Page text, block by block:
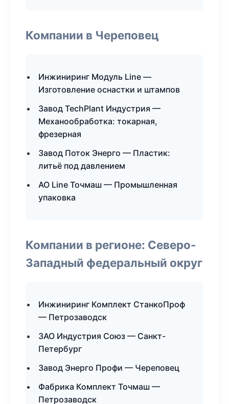
Компании в Череповец
Инжиниринг Модуль Line —
Изготовление оснастки и штампов
Завод TechPlant Индустрия —
Механообработка: токарная,
фрезерная
Завод Поток Энерго — Пластик:
литьё под давлением
АО Line Точмаш — Промышленная
упаковка
Компании в регионе: Северо-
Западный федеральный округ
Инжиниринг Комплект СтанкоПроф
— Петрозаводск
ЗАО Индустрия Союз — Санкт-
Петербург
Завод Энерго Профи — Череповец
Фабрика Комплект Точмаш —
Петрозаводск